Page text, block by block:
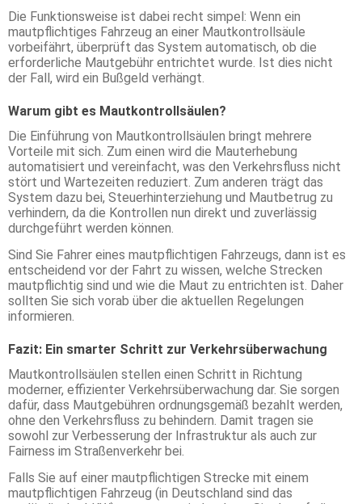
Die Funktionsweise ist dabei recht simpel: Wenn ein
mautpflichtiges Fahrzeug an einer Mautkontrollsäule
vorbeifährt, überprüft das System automatisch, ob die
erforderliche Mautgebühr entrichtet wurde. Ist dies nicht
der Fall, wird ein Bußgeld verhängt.
Warum gibt es Mautkontrollsäulen?
Die Einführung von Mautkontrollsäulen bringt mehrere
Vorteile mit sich. Zum einen wird die Mauterhebung
automatisiert und vereinfacht, was den Verkehrsfluss nicht
stört und Wartezeiten reduziert. Zum anderen trägt das
System dazu bei, Steuerhinterziehung und Mautbetrug zu
verhindern, da die Kontrollen nun direkt und zuverlässig
durchgeführt werden können.
Sind Sie Fahrer eines mautpflichtigen Fahrzeugs, dann ist es
entscheidend vor der Fahrt zu wissen, welche Strecken
mautpflichtig sind und wie die Maut zu entrichten ist. Daher
sollten Sie sich vorab über die aktuellen Regelungen
informieren.
Fazit: Ein smarter Schritt zur Verkehrsüberwachung
Mautkontrollsäulen stellen einen Schritt in Richtung
moderner, effizienter Verkehrsüberwachung dar. Sie sorgen
dafür, dass Mautgebühren ordnungsgemäß bezahlt werden,
ohne den Verkehrsfluss zu behindern. Damit tragen sie
sowohl zur Verbesserung der Infrastruktur als auch zur
Fairness im Straßenverkehr bei.
Falls Sie auf einer mautpflichtigen Strecke mit einem
mautpflichtigen Fahrzeug (in Deutschland sind das